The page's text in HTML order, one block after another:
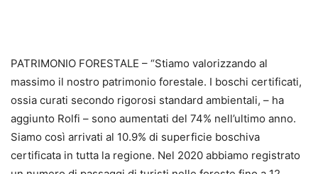
PATRIMONIO FORESTALE – “Stiamo valorizzando al
massimo il nostro patrimonio forestale. I boschi certificati,
ossia curati secondo rigorosi standard ambientali, – ha
aggiunto Rolfi – sono aumentati del 74% nell’ultimo anno.
Siamo così arrivati al 10.9% di superficie boschiva
certificata in tutta la regione. Nel 2020 abbiamo registrato